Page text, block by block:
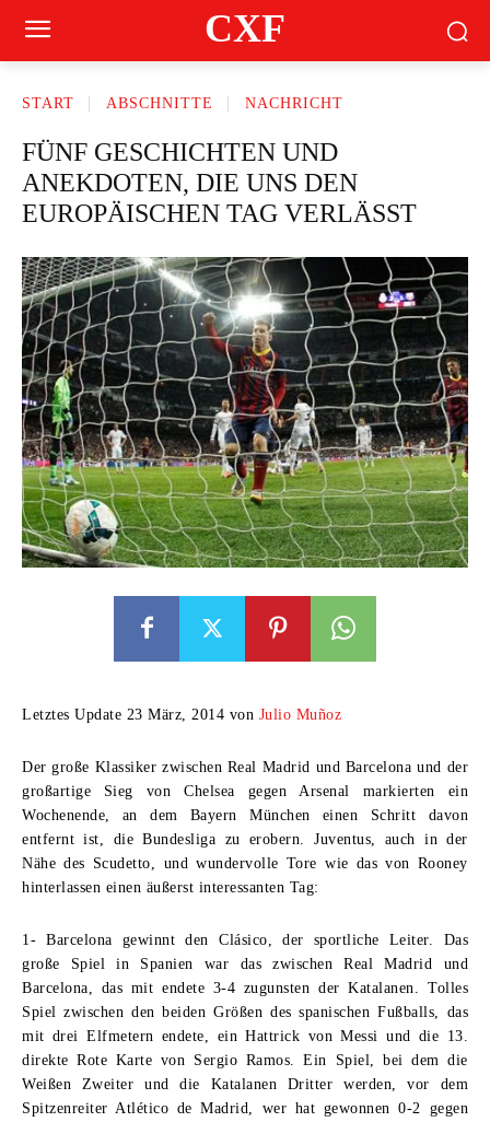
CXF
START ABSCHNITTE NACHRICHT
FÜNF GESCHICHTEN UND
ANEKDOTEN, DIE UNS DEN
EUROPÄISCHEN TAG VERLÄSST
Letztes Update 23 März, 2014 von Julio Muñoz
Der große Klassiker zwischen Real Madrid und Barcelona und der
großartige Sieg von Chelsea gegen Arsenal markierten ein
Wochenende, an dem Bayern München einen Schritt davon
entfernt ist, die Bundesliga zu erobern. Juventus, auch in der
Nähe des Scudetto, und wundervolle Tore wie das von Rooney
hinterlassen einen äußerst interessanten Tag:
1- Barcelona gewinnt den Clásico, der sportliche Leiter.
Das
große Spiel in Spanien war das zwischen Real Madrid und
Barcelona, ​​das mit endete 3-4 zugunsten der Katalanen. Tolles
Spiel zwischen den beiden Größen des spanischen Fußballs, das
mit drei Elfmetern endete, ein Hattrick von Messi und die 13.
direkte Rote Karte von Sergio Ramos. Ein Spiel, bei dem die
Weißen Zweiter und die Katalanen Dritter werden, vor dem
Spitzenreiter Atlético de Madrid, wer hat gewonnen 0-2 gegen